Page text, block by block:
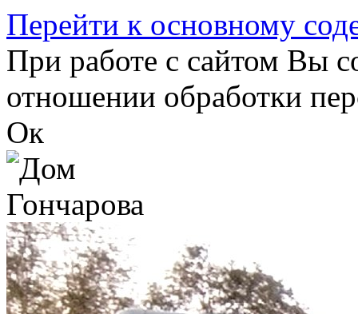
Перейти к основному
При работе с сайтом Вы
отношении обработки
Ок